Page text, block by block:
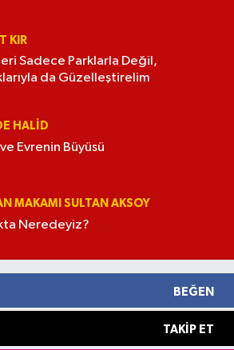
KIR
Sadece Parklarla Değil,
da Güzelleştirelim
HALID
ve Evrenin Büyüsü
MAKAMI SULTAN AKSOY
Neredeyiz?
BEĞEN
TAKIP ET